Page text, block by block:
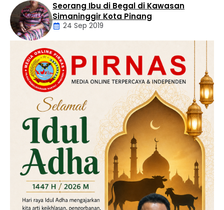
Artikel
Daerah
Hukum
Kriminal
Labusel
Seorang Ibu di Begal di Kawasan
Simaninggir Kota Pinang
24 Sep 2019